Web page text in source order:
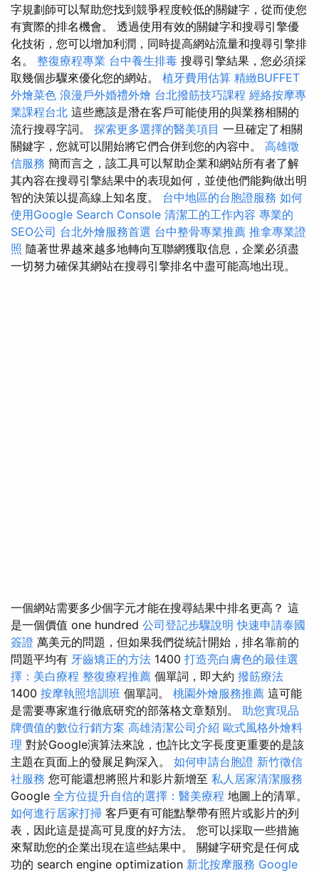
字規劃師可以幫助您找到競爭程度較低的關鍵字，從而使您
有實際的排名機會。 透過使用有效的關鍵字和搜尋引擎優
化技術，您可以增加利潤，同時提高網站流量和搜尋引擎排
名。 整復療程專業 台中養生排毒 搜尋引擎結果，您必須採
取幾個步驟來優化您的網站。 植牙費用估算 精緻BUFFET
外燴菜色 浪漫戶外婚禮外燴 台北撥筋技巧課程 經絡按摩專
業課程台北 這些應該是潛在客戶可能使用的與業務相關的
流行搜尋字詞。 探索更多選擇的醫美項目 一旦確定了相關
關鍵字，您就可以開始將它們合併到您的內容中。 高雄徵
信服務 簡而言之，該工具可以幫助企業和網站所有者了解
其內容在搜尋引擎結果中的表現如何，並使他們能夠做出明
智的決策以提高線上知名度。 台中地區的台胞證服務 如何
使用Google Search Console 清潔工的工作內容 專業的
SEO公司 台北外燴服務首選 台中整骨專業推薦 推拿專業證
照 隨著世界越來越多地轉向互聯網獲取信息，企業必須盡
一切努力確保其網站在搜尋引擎排名中盡可能高地出現。
一個網站需要多少個字元才能在搜尋結果中排名更高？ 這
是一個價值 one hundred 公司登記步驟說明 快速申請泰國
簽證 萬美元的問題，但如果我們從統計開始，排名靠前的
問題平均有 牙齒矯正的方法 1400 打造亮白膚色的最佳選
擇：美白療程 整復療程推薦 個單詞，即大約 撥筋療法
1400 按摩執照培訓班 個單詞。 桃園外燴服務推薦 這可能
是需要專家進行徹底研究的部落格文章類別。 助您實現品
牌價值的數位行銷方案 高雄清潔公司介紹 歐式風格外燴料
理 對於Google演算法來說，也許比文字長度更重要的是該
主題在頁面上的發展足夠深入。 如何申請台胞證 新竹徵信
社服務 您可能還想將照片和影片新增至 私人居家清潔服務
Google 全方位提升自信的選擇：醫美療程 地圖上的清單。
如何進行居家打掃 客戶更有可能點擊帶有照片或影片的列
表，因此這是提高可見度的好方法。 您可以採取一些措施
來幫助您的企業出現在這些結果中。 關鍵字研究是任何成
功的 search engine optimization 新北按摩服務 Google